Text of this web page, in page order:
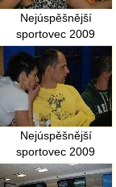
Nejúspěšnější
sportovec 2009
Nejúspěšnější
sportovec 2009